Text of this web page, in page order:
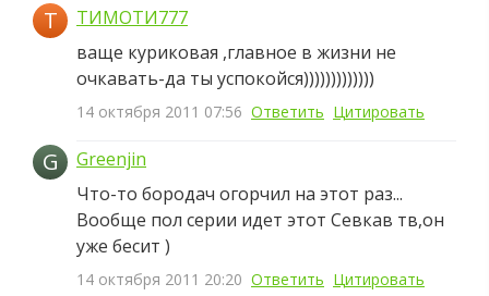
Т
ТИМОТИ777
ваще куриковая ,главное в жизни не
очкавать-да ты успокойся)))))))))))))
14 октября 2011 07:56 Ответить Цитировать
G
Greenjin
Что-то бородач огорчил на этот раз...
Вообще пол серии идет этот Севкав тв,он
уже бесит )
14 октября 2011 20:20 Ответить Цитировать